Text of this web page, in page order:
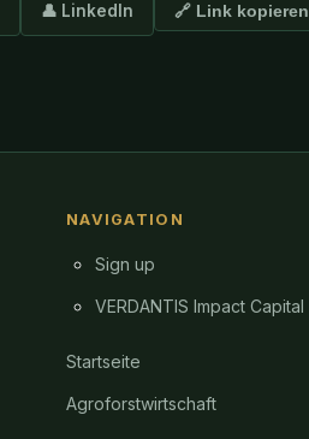
👤 LinkedIn 🔗 Link kopieren
NAVIGATION
Sign up
VERDANTIS Impact Capital
Startseite
Agroforstwirtschaft